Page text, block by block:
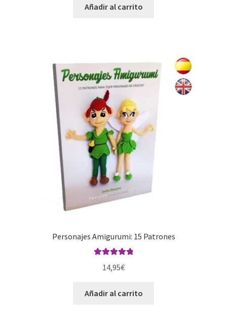
Añadir al carrito
Personajes Amigurumi: 15 Patrones
4.93
14,95€
Añadir al carrito